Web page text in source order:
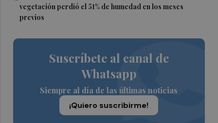
vegetación perdió el 51% de humedad en los meses
previos
Suscríbete al canal de
Whatsapp
Siempre al día de las últimas noticias
¡Quiero suscribirme!